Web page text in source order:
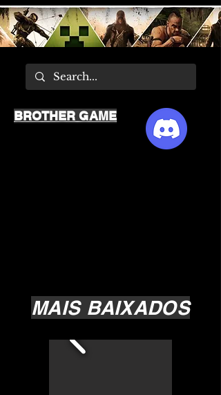
MAIS BAIXADOS
BROTHER GAME